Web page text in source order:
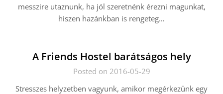
messzire utaznunk, ha jól szeretnénk érezni magunkat,
hiszen hazánkban is rengeteg…
A Friends Hostel barátságos hely
Posted on 2016-05-29
Stresszes helyzetben vagyunk, amikor megérkezünk egy